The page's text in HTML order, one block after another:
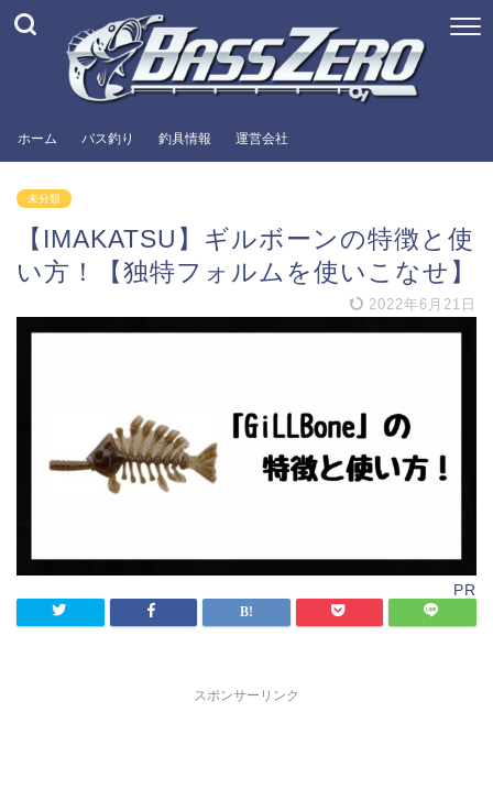
ホーム バス釣り 釣具情報 運営会社
未分類
【IMAKATSU】ギルボーンの特徴と使
い方！【独特フォルムを使いこなせ】
2022年6月21日
PR
スポンサーリンク